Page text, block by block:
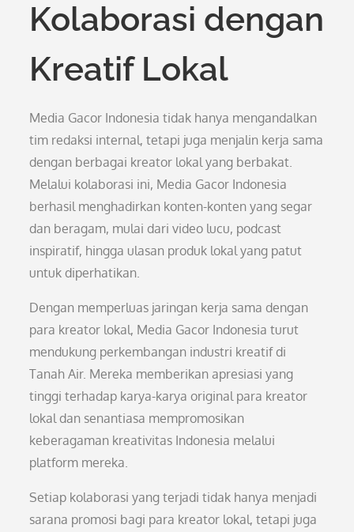
Kolaborasi dengan
Kreatif Lokal
Media Gacor Indonesia tidak hanya mengandalkan
tim redaksi internal, tetapi juga menjalin kerja sama
dengan berbagai kreator lokal yang berbakat.
Melalui kolaborasi ini, Media Gacor Indonesia
berhasil menghadirkan konten-konten yang segar
dan beragam, mulai dari video lucu, podcast
inspiratif, hingga ulasan produk lokal yang patut
untuk diperhatikan.
Dengan memperluas jaringan kerja sama dengan
para kreator lokal, Media Gacor Indonesia turut
mendukung perkembangan industri kreatif di
Tanah Air. Mereka memberikan apresiasi yang
tinggi terhadap karya-karya original para kreator
lokal dan senantiasa mempromosikan
keberagaman kreativitas Indonesia melalui
platform mereka.
Setiap kolaborasi yang terjadi tidak hanya menjadi
sarana promosi bagi para kreator lokal, tetapi juga